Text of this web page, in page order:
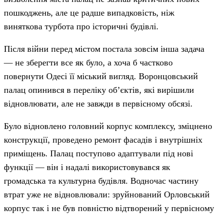
пошкоджень, але це радше випадковість, ніж
виняткова турбота про історичні будівлі.
Після війни перед містом постала зовсім інша задача
— не зберегти все як було, а хоча б частково
повернути Одесі її міський вигляд. Воронцовський
палац опинився в переліку об’єктів, які вирішили
відновлювати, але не завжди в первісному обсязі.
Було відновлено головний корпус комплексу, зміцнено
конструкції, проведено ремонт фасадів і внутрішніх
приміщень. Палац поступово адаптували під нові
функції — він і надалі використовувався як
громадська та культурна будівля. Водночас частину
втрат уже не відновлювали: зруйнований Орловський
корпус так і не був повністю відтворений у первісному